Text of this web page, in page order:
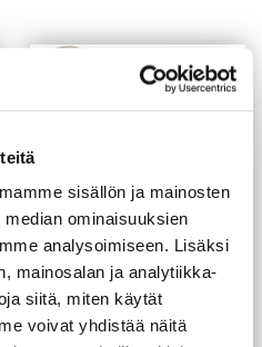
sisällön ja mainosten
ominaisuuksien
analysoimiseen. Lisäksi
mainosalan ja analytiikka-
siitä, miten käytät
voivat yhdistää näitä
Puolipyöreä lista
14X28X2400 mm mänty
6,50€/kpl(2,71 €/m)